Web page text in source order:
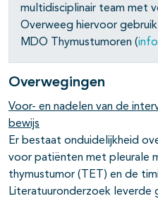
multidisciplinair team met
Overweeg hiervoor
MDO Thymustumoren (
Overwegingen
Voor- en nadelen van de
bewijs
Er bestaat onduidelijkheid
voor patiënten met pleurale
thymustumor (TET) en de
Literatuuronderzoek leverde